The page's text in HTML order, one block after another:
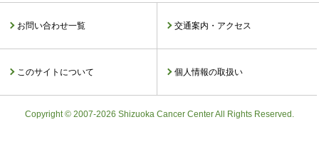
お問い合わせ一覧 交通案内・アクセス
このサイトについて 個人情報の取扱い
Copyright © 2007-2026 Shizuoka Cancer Center All Rights Reserved.